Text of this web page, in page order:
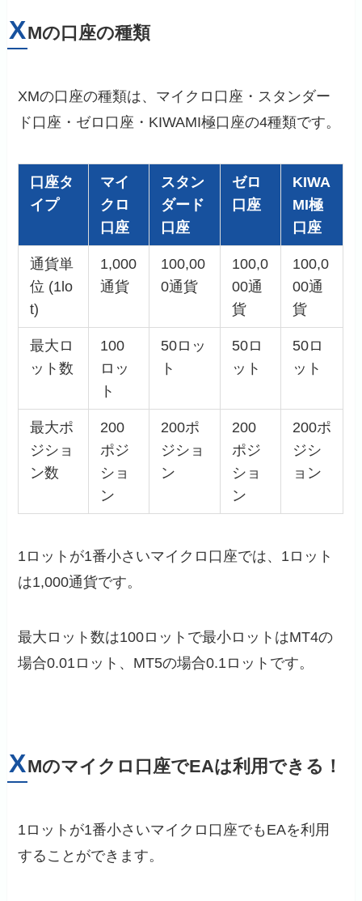
XMの口座の種類
XMの口座の種類は、マイクロ口座・スタンダー
ド口座・ゼロ口座・KIWAMI極口座の4種類です。
口座タ
イプ
マイ
クロ
口座
スタン
ダード
口座
ゼロ
口座
KIWA
MI極
口座
通貨単
位 (1lo
t)
1,000
通貨
100,00
0通貨
100,0
00通
貨
100,0
00通
貨
最大ロ
ット数
100
ロッ
ト
50ロッ
ト
50ロ
ット
50ロ
ット
最大ポ
ジショ
ン数
200
ポジ
ショ
ン
200ポ
ジショ
ン
200
ポジ
ショ
ン
200ポ
ジシ
ョン
1ロットが1番小さいマイクロ口座では、1ロット
は1,000通貨です。
最大ロット数は100ロットで最小ロットはMT4の
場合0.01ロット、MT5の場合0.1ロットです。
XMのマイクロ口座でEAは利用できる！
1ロットが1番小さいマイクロ口座でもEAを利用
することができます。